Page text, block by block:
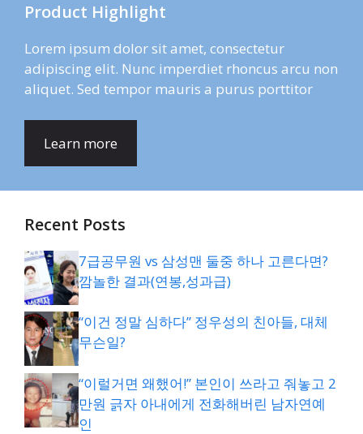
Product Highlight
Lorem ipsum dolor sit amet, consectetur
adipiscing elit. Nunc imperdiet rhoncus arcu non
aliquet. Sed tempor mauris a purus porttitor
Learn more
Recent Posts
7급공무원 vs 삼성맨 둘중 하나 고른다면?
깜놀한 결과(연봉,성과급)
“이건 정말 심하다” 정우성의 친아들, 대체
무슨일?
“이럴거면 왜했어!” 본인이 쓰라고 줘놓고 2
만원 긁자 아내에게 전화해버린 남자연예
인